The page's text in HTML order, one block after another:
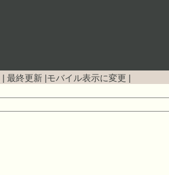
最終更新 モバイル表示に変更